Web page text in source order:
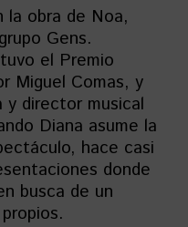
la obra de Noa,
Gens.
el Premio
Miguel Comas, y
director musical
Diana asume la
hace casi
donde
busca de un